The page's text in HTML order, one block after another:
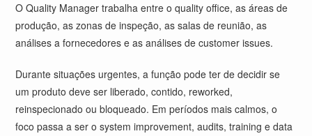
O Quality Manager trabalha entre o quality office, as áreas de
produção, as zonas de inspeção, as salas de reunião, as
análises a fornecedores e as análises de customer issues.
Durante situações urgentes, a função pode ter de decidir se
um produto deve ser liberado, contido, reworked,
reinspecionado ou bloqueado. Em períodos mais calmos, o
foco passa a ser o system improvement, audits, training e data